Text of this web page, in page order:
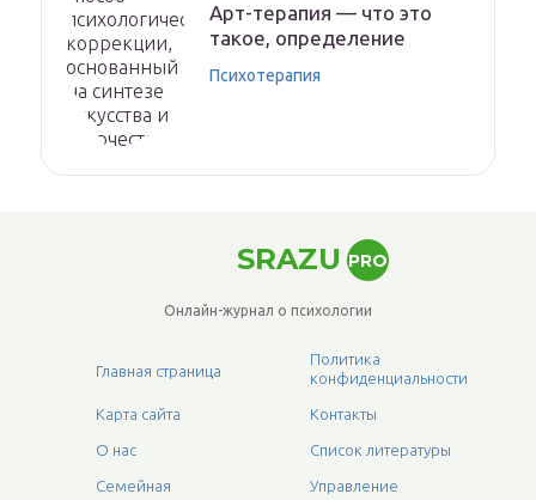
Арт-терапия — что это
такое, определение
Психотерапия
SRAZU PRO
Онлайн-журнал о психологии
Главная страница
Политика
конфиденциальности
Карта сайта Контакты
О нас Список литературы
Семейная Управление